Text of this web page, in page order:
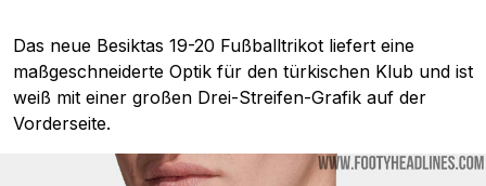
Das neue Besiktas 19-20 Fußballtrikot liefert eine
maßgeschneiderte Optik für den türkischen Klub und ist
weiß mit einer großen Drei-Streifen-Grafik auf der
Vorderseite.